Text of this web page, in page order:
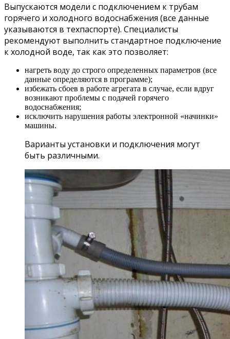
Выпускаются модели с подключением к трубам
горячего и холодного водоснабжения (все данные
указываются в техпаспорте). Специалисты
рекомендуют выполнить стандартное подключение
к холодной воде, так как это позволяет:
нагреть воду до строго определенных параметров (все
данные определяются в программе);
избежать сбоев в работе агрегата в случае, если вдруг
возникают проблемы с подачей горячего
водоснабжения;
исключить нарушения работы электронной «начинки»
машины.
Варианты установки и подключения могут
быть различными.